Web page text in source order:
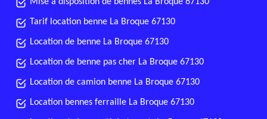
Tarif location benne La Broque 67130
Location de benne La Broque 67130
Location de benne pas cher La Broque 67130
Location de camion benne La Broque 67130
Location bennes ferraille La Broque 67130